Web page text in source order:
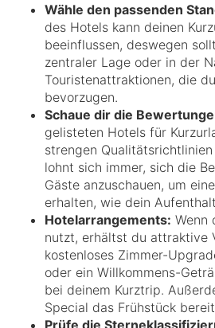
Wähle den passenden
des Hotels kann deinen
beeinflussen, deswegen
zentraler Lage oder in der
Touristenattraktionen, die
bevorzugen.
Schaue dir die
gelisteten Hotels für
strengen
lohnt sich immer, sich die
Gäste anzuschauen, um
erhalten, wie dein
Hotelarrangements: Wenn
nutzt, erhältst du attraktive
kostenloses Zimmer-
oder ein Willkommens-
bei deinem Kurztrip.
Special das Frühstück
Prüfe die